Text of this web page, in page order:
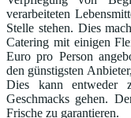
verarbeiteten
Stelle stehen. Dies
Catering mit einigen
Euro pro Person
den günstigsten
Dies kann entweder
Geschmacks gehen.
Frische zu garantieren.